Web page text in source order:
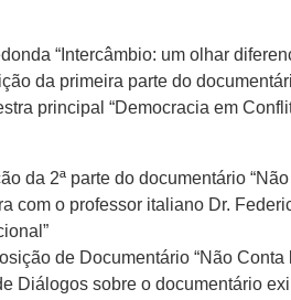
“Intercâmbio: um olhar
da primeira parte do
principal “Democracia em
da 2ª parte do documentário
com o professor italiano Dr.
de Documentário “Não
Diálogos sobre o documentário